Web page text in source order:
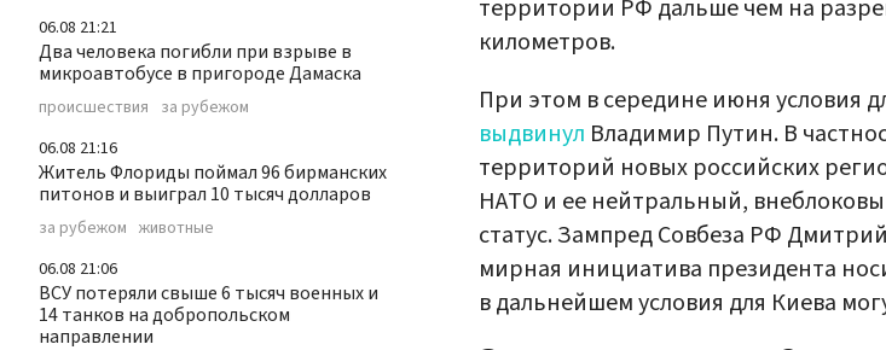
06.08 21:21
Два человека погибли при взрыве в
микроавтобусе в пригороде Дамаска
происшествия за рубежом
06.08 21:16
Житель Флориды поймал 96 бирманских
питонов и выиграл 10 тысяч долларов
за рубежом животные
06.08 21:06
ВСУ потеряли свыше 6 тысяч военных и
14 танков на добропольском
направлении
территории РФ дальше чем на
километров.
При этом в середине июня условия
выдвинул Владимир Путин. В
территорий новых российских
НАТО и ее нейтральный,
статус. Зампред Совбеза РФ
мирная инициатива президента
в дальнейшем условия для Киева